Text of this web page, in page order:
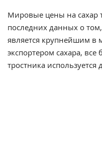
Мировые цены на сахар
последних данных о
является крупнейшим в
экспортером сахара,
тростника используется